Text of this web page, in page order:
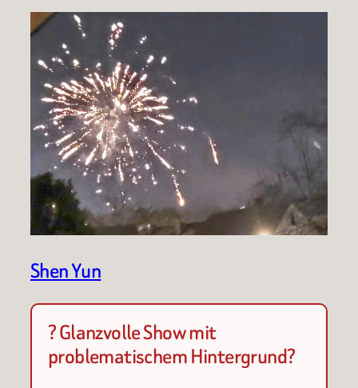
Shen Yun
? Glanzvolle Show mit
problematischem Hintergrund?